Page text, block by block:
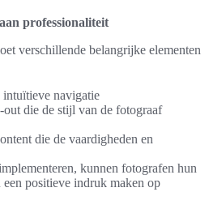
professionaliteit
verschillende belangrijke elementen
navigatie
die de stijl van de fotograaf
die de vaardigheden en
kunnen fotografen hun
positieve indruk maken op